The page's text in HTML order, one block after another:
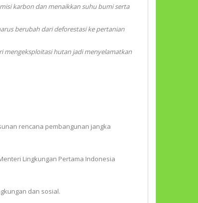
karbon dan menaikkan suhu bumi serta
berubah dari deforestasi ke pertanian
mengeksploitasi hutan jadi menyelamatkan
rencana pembangunan jangka
Lingkungan Pertama Indonesia
dan sosial.